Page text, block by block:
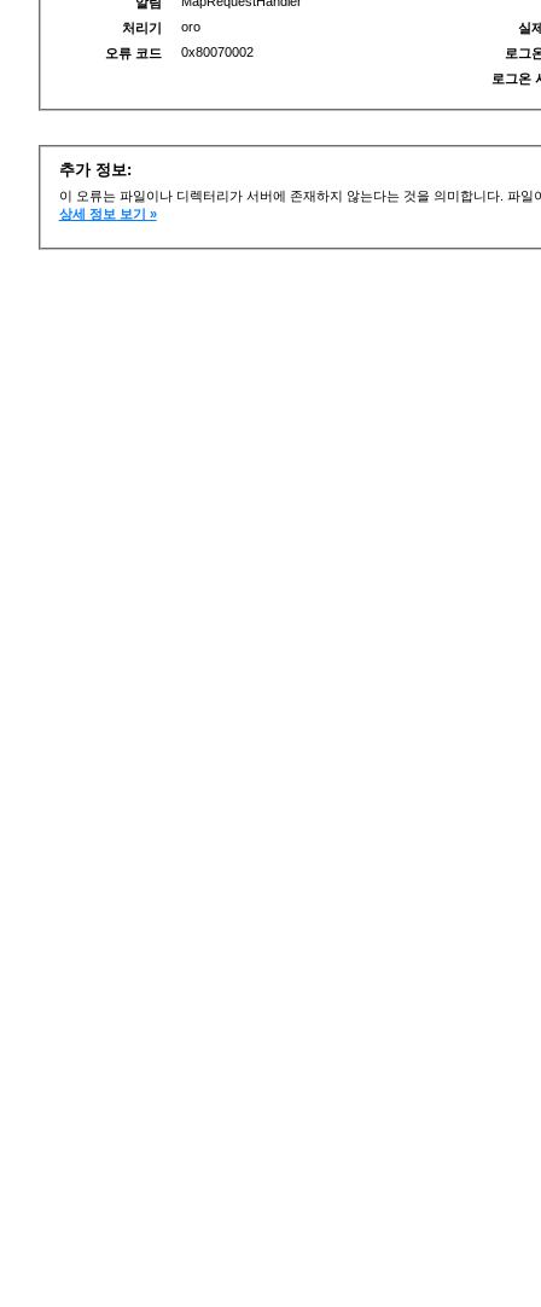
처리기
oro
오류 코드
0x80070002
실
로그
로그온
추가 정보:
이 오류는 파일이나 디렉터리가 서버에 존재하지 않는다는 것을 의미합니다. 파
상세 정보 보기 »